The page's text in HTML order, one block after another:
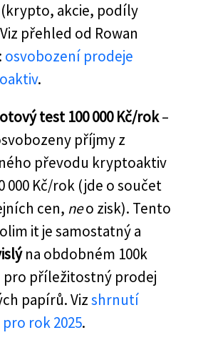
akcie, podíly
přehled od Rowan
osvobození prodeje
.
test 100 000 Kč/rok–
příjmy z
převodu kryptoaktiv
000 Kč/rok (jde o součet
cen, neo zisk). Tento
it je samostatný a
na obdobném 100k
pro příležitostný prodej
papírů. Vizshrnutí
rok 2025.